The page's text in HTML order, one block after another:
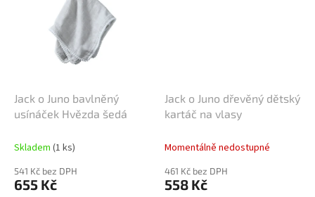
Jack o Juno bavlněný
usínáček Hvězda šedá
Skladem (1 ks)
541 Kč bez DPH
655 Kč
Jack o Juno dřevěný dětský
kartáč na vlasy
Momentálně nedostupné
461 Kč bez DPH
558 Kč